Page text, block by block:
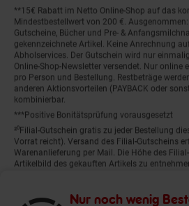
Nur noch wenig
**15€ Rabatt im Netto Online-Shop auf das
Mindestbestellwert von 200 €.
Gutscheine, Bücher und Pre- &
gekennzeichnete Artikel. Keine Anrechnung
Abholservices. Der Gutschein wird nur
Online-Shop-Newsletter versendet. Nur online
pro Person und Bestellung. Restbeträge
anderen Aktionsvorteilen (PAYBACK oder
kombinierbar.
***Positive Bonitätsprüfung vorausgesetzt
²⁰Filial-Gutschein gratis zu jeder Bestellung
Vorrat reicht). Versand des Filial-Gutscheins
Warenanlieferung per Mail. Die Höhe des
Artikelbild des gekauften Artikels zu
Art nicht gestattet. Der Filial-Gutschein ist
einlösbar. Nicht mit anderen Aktionsvorteilen
Shop-Aktionen) kombinierbar. Der jeweilige